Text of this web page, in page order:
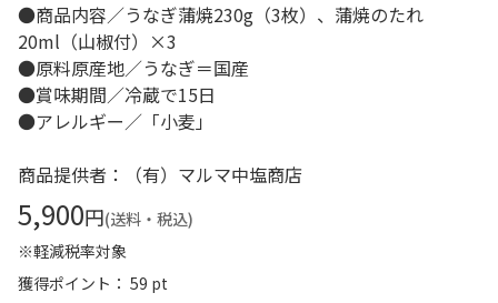
●商品内容／うなぎ蒲焼230g（3枚）、蒲焼のたれ
20ml（山椒付）×3
●原料原産地／うなぎ＝国産
●賞味期間／冷蔵で15日
●アレルギー／「小麦」
商品提供者：（有）マルマ中塩商店
5,900円(送料・税込)
※軽減税率対象
獲得ポイント： 59 pt